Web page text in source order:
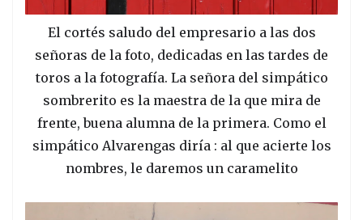
El cortés saludo del empresario a las dos
señoras de la foto, dedicadas en las tardes de
toros a la fotografía. La señora del simpático
sombrerito es la maestra de la que mira de
frente, buena alumna de la primera. Como el
simpático Alvarengas diría : al que acierte los
nombres, le daremos un caramelito